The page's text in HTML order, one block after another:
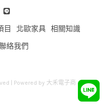
目 北歐家具 相關知識
絡我們
| Powered by 大禾電子商務